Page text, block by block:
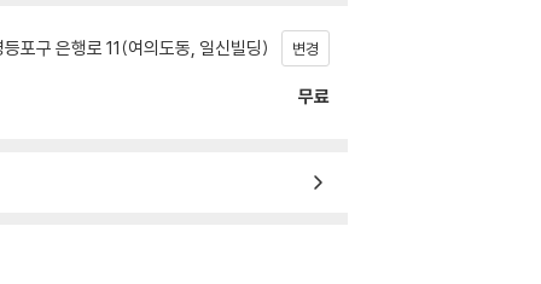
포구 은행로 11(여의도동, 일신빌딩) 변경
무료